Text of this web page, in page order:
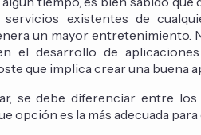
existentes de
un mayor entretenimiento.
el desarrollo de
que implica crear una buena
se debe diferenciar entre
opción es la más adecuada para